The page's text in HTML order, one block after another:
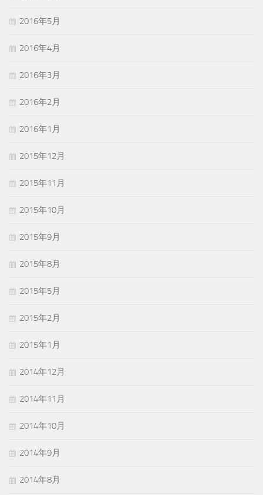
2016年5月
2016年4月
2016年3月
2016年2月
2016年1月
2015年12月
2015年11月
2015年10月
2015年9月
2015年8月
2015年5月
2015年2月
2015年1月
2014年12月
2014年11月
2014年10月
2014年9月
2014年8月